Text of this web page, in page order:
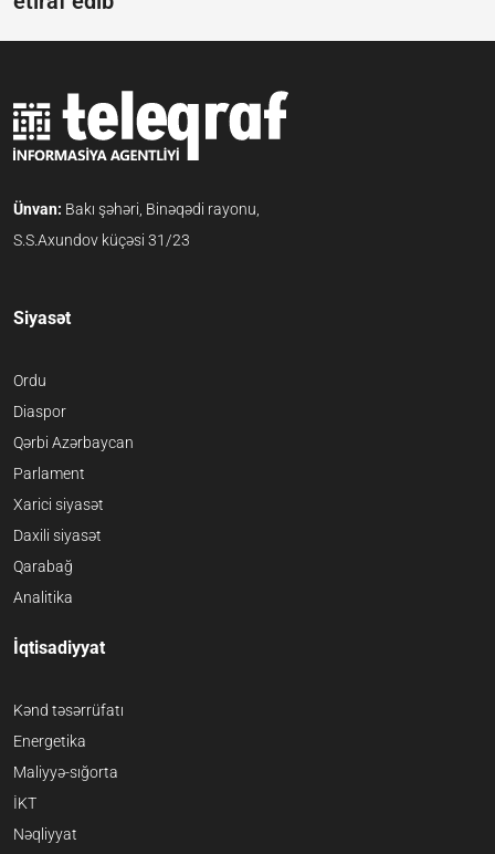
Ünvan: Bakı şəhəri, Binəqədi rayonu,
S.S.Axundov küçəsi 31/23
Siyasət
Ordu
Diaspor
Qərbi Azərbaycan
Parlament
Xarici siyasət
Daxili siyasət
Qarabağ
Analitika
İqtisadiyyat
Kənd təsərrüfatı
Energetika
Maliyyə-sığorta
İKT
Nəqliyyat